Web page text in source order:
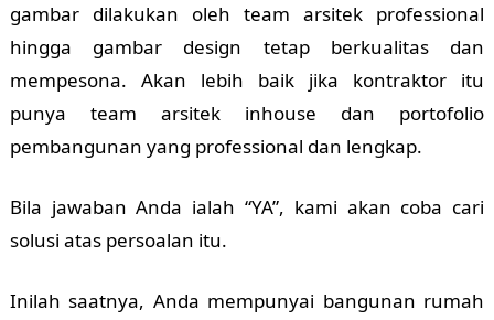
gambar dilakukan oleh team arsitek professional
hingga gambar design tetap berkualitas dan
mempesona. Akan lebih baik jika kontraktor itu
punya team arsitek inhouse dan portofolio
pembangunan yang professional dan lengkap.
Bila jawaban Anda ialah “YA”, kami akan coba cari
solusi atas persoalan itu.
Inilah saatnya, Anda mempunyai bangunan rumah